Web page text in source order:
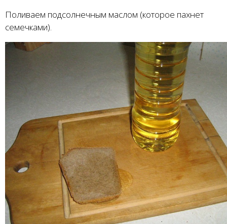
Поливаем подсолнечным маслом (которое пахнет
семечками).